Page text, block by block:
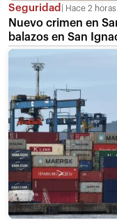
Seguridad Hace 2 horas
Nuevo crimen en
balazos en San